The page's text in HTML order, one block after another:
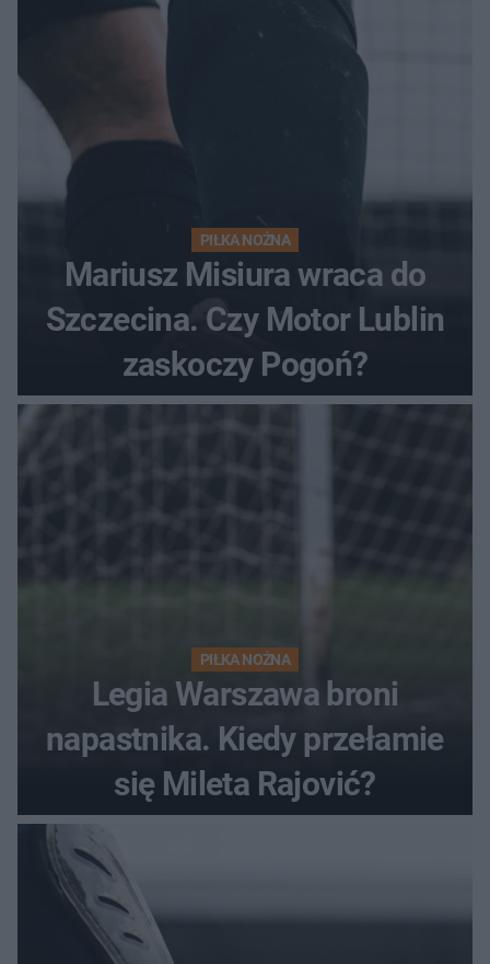
PIŁKA NOŻNA
Mariusz Misiura wraca do
Szczecina. Czy Motor Lublin
zaskoczy Pogoń?
PIŁKA NOŻNA
Legia Warszawa broni
napastnika. Kiedy przełamie
się Mileta Rajović?